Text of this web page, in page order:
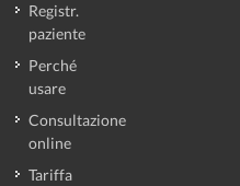
Registr.
paziente
Perché
usare
Consultazione
online
Tariffa